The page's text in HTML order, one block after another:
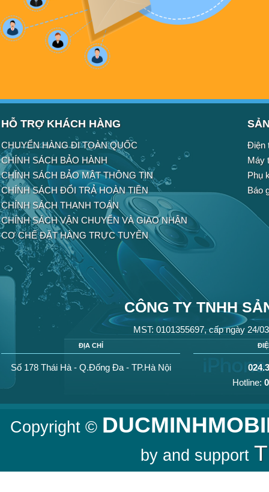
HỖ TRỢ KHÁCH HÀNG
CHUYỂN HÀNG ĐI TOÀN QUỐC
CHÍNH SÁCH BẢO HÀNH
CHÍNH SÁCH BẢO MẬT THÔNG TIN
CHÍNH SÁCH ĐỔI TRẢ HOÀN TIỀN
CHÍNH SÁCH THANH TOÁN
CHÍNH SÁCH VẬN CHUYỂN VÀ GIAO NHẬN
CƠ CHẾ ĐẶT HÀNG TRỰC TUYẾN
Điện
Máy
Phụ
Báo
CÔNG TY TNHH
MST: 0101355697, cấp ngày 24/
ĐỊA CHỈ
Số 178 Thái Hà - Q.Đống Đa - TP.Hà Nội
Hotline:
Copyright ©
by and support